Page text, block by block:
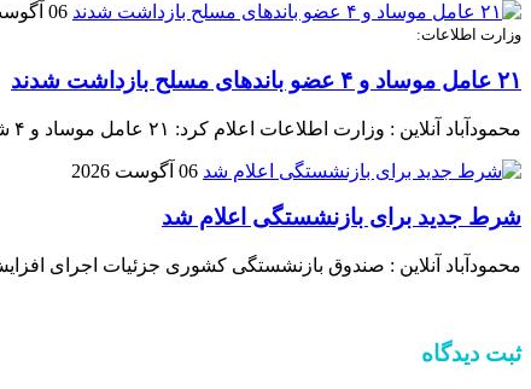
06 آگوست 2026
وزارت اطلاعات:
۲۱ عامل موساد و ۴ عضو باند‌های مسلح بازداشت شدند
محمودآباد آنلاین : وزارت اطلاعات اعلام کرد: ۲۱ عامل موساد و ۴ شرور عضو باند‌های مسلح شرارت در استان کرمان شناسایی و بازداشت شدند.
06 آگوست 2026
شرط جدید برای بازنشستگی اعلام شد
محمودآباد آنلاین : صندوق بازنشستگی کشوری جزئیات اجرای
ثبت دیدگاه